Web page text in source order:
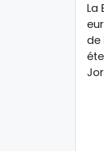
La
de